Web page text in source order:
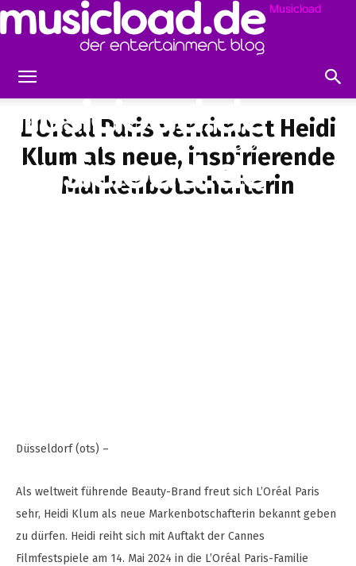
Musicload
L’Oréal Paris verkündet Heidi
Klum als neue, inspirierende
Markenbotschafterin
Düsseldorf (ots) –
Als weltweit führende Beauty-Brand freut sich L’Oréal Paris
sehr, Heidi Klum als neue Markenbotschafterin bekannt geben
zu dürfen. Heidi reiht sich mit Auftakt der Cannes
Filmfestspiele am 14. Mai 2024 in die L’Oréal Paris-Familie